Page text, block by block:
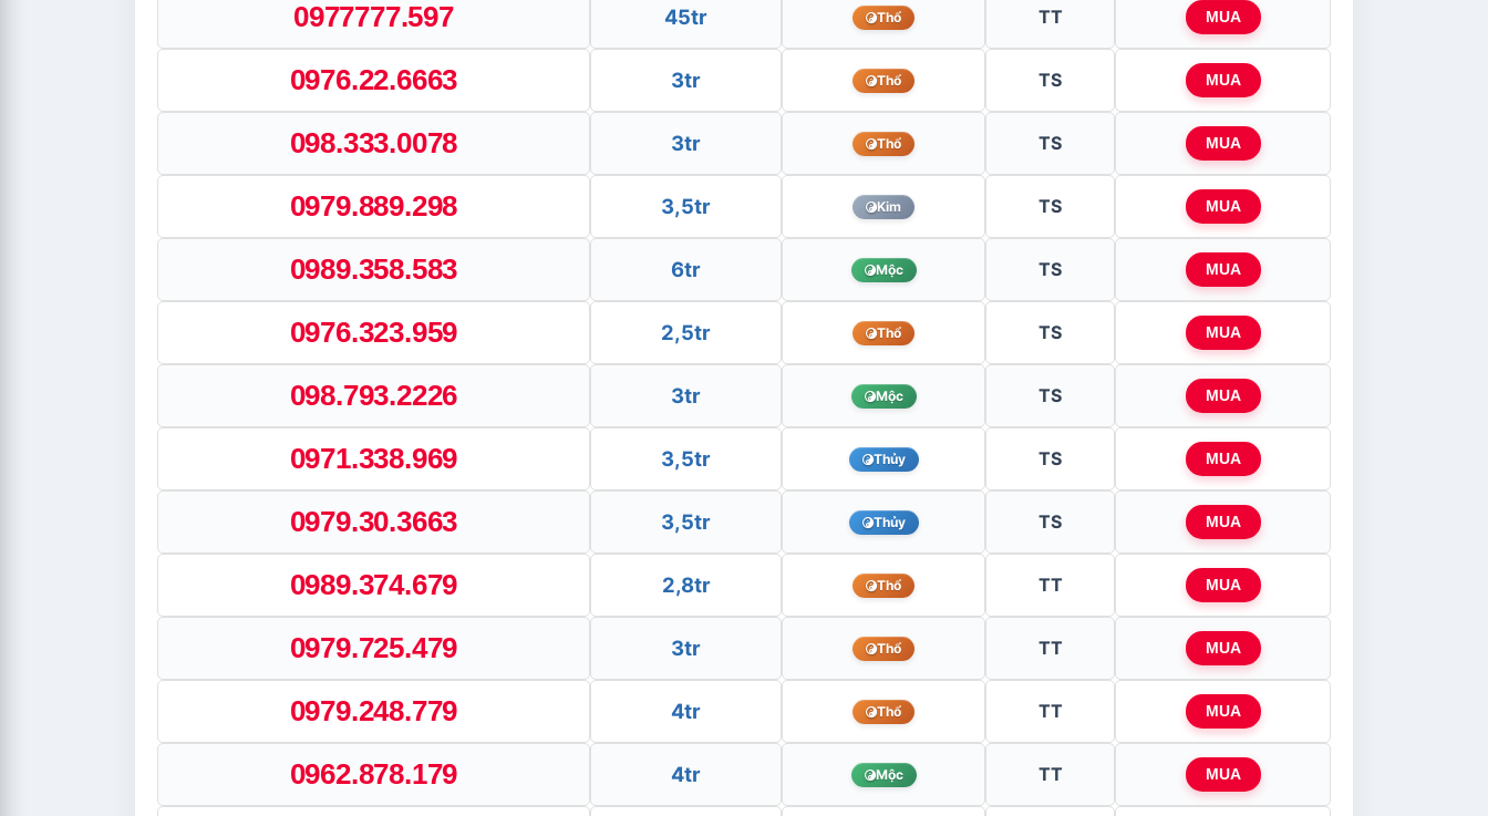
0977777.597 45tr Thổ TT MUA
0976.22.6663 3tr Thổ TS MUA
098.333.0078 3tr Thổ TS MUA
0979.889.298 3,5tr Kim TS MUA
0989.358.583 6tr Mộc TS MUA
0976.323.959 2,5tr Thổ TS MUA
098.793.2226 3tr Mộc TS MUA
0971.338.969 3,5tr Thủy TS MUA
0979.30.3663 3,5tr Thủy TS MUA
0989.374.679 2,8tr Thổ TT MUA
0979.725.479 3tr Thổ TT MUA
0979.248.779 4tr Thổ TT MUA
0962.878.179 4tr Mộc TT MUA